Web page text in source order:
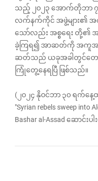
သည့် ‌၂၀၂၃ အောက်တိုဘာ ၇
လက်နက်ကိုင် အဖွဲ့များ၏
သော်လည်း အစ္စရေး တို့၏
ခဲ့ကြရ၍ အာဆတ်ကို အကူအ
ဆတ်သည် ယခုအခါတွင်တော့
ကြုံတွေ့နေရပြီ ဖြစ်သည်။
(၂၀၂၄ နိုဝင်ဘာ ၃၀ ရက်နေ့
"Syrian rebels sweep into
Bashar al-Assad ဆောင်